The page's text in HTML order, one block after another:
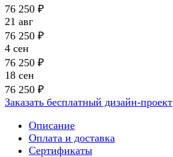
76 250 ₽
21 авг
76 250 ₽
4 сен
76 250 ₽
18 сен
76 250 ₽
Заказать бесплатный дизайн-проект
Описание
Оплата и доставка
Сертификаты